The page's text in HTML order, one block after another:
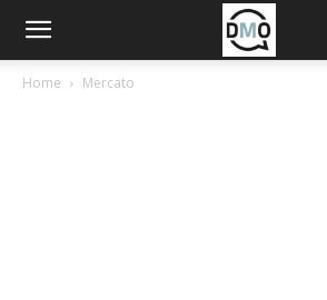
Home Mercato